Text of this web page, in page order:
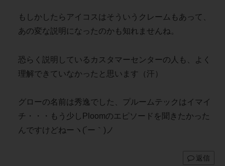
もしかしたらアイコスはそういうクレームもあって、
あの変な説明になったのかも知れませんね。
恐らく説明しているカスタマーセンターの人も、よく
理解できていなかったと思います（汗）
グローの名前は秀逸でした、プルームテックはイマイ
チ・・・もう少しPloomのエピソードを聞きたかった
んですけどねーヽ(´ー｀)ノ
返信